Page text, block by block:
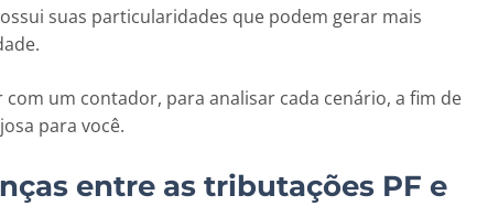
suas particularidades que podem gerar mais
com um contador, para analisar cada cenário, a fim de
para você.
entre as tributações PF e